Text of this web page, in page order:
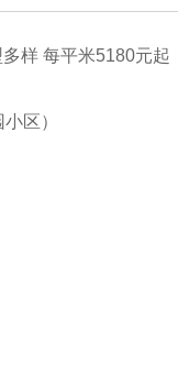
样 每平米5180元起
区）